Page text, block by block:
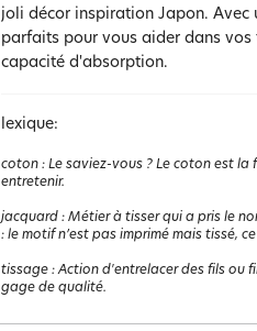
joli décor inspiration Japon. Avec
parfaits pour vous aider dans vos
capacité d'absorption.
lexique:
coton : Le saviez-vous ? Le coton est
entretenir.
jacquard : Métier à tisser qui a pris le
: le motif n’est pas imprimé mais tissé,
tissage :Action d'entrelacer des fils ou
gage de qualité.